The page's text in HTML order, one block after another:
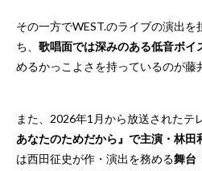
その一方でWEST.のライブの演出
ち、 歌唱面では深みのある低音ボイ
めるかっこよさを持っているのが藤
また、2026年1月から放送されたテ
あなたのためだから』で主演・林田
は西田征史が作・演出を務める舞台